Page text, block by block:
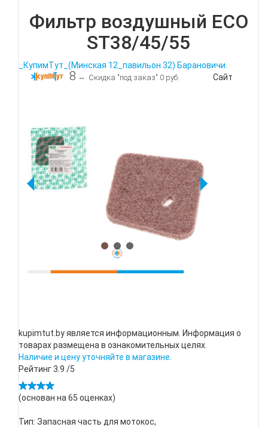
Фильтр воздушный ECO
ST38/45/55
_КупимТут_(Минская 12_павильон 32) Барановичи.
8 ⇔ Скидка "под заказ" 0 руб. Сайт
kupimtut.by является информационным. Информация о
товарах размещена в ознакомительных целях.
Наличие и цену уточняйте в магазине.
Рейтинг3.9 /5
(основан на 65 оценках)
Тип: Запасная часть для мотокос,